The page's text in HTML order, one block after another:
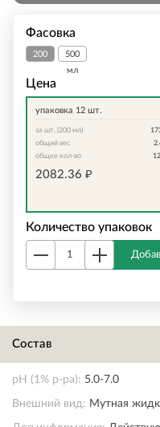
Фасовка
200
500
мл
Цена
упаковка 12 шт.
за шт. (200 мл)
общий вес
общее кол-во
12
2082.36 ₽
Количество упаковок
Состав
pH (1% p-pa): 5.0-7.0
Внешний вид: Мутная